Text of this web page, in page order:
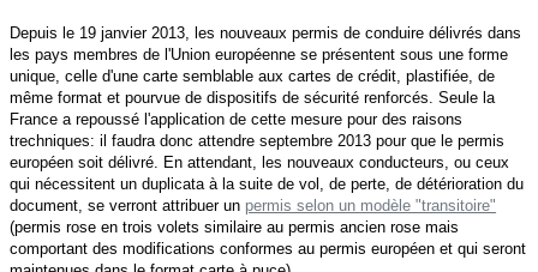
Depuis le 19 janvier 2013, les nouveaux permis de conduire délivrés dans
les pays membres de l'Union européenne se présentent sous une forme
unique, celle d'une carte semblable aux cartes de crédit, plastifiée, de
même format et pourvue de dispositifs de sécurité renforcés. Seule la
France a repoussé l'application de cette mesure pour des raisons
trechniques: il faudra donc attendre septembre 2013 pour que le permis
européen soit délivré. En attendant, les nouveaux conducteurs, ou ceux
qui nécessitent un duplicata à la suite de vol, de perte, de détérioration du
document, se verront attribuerun permis selon un modèle "transitoire"
(permis rose en trois volets similaire au permis ancien rose mais
comportant des modifications conformes au permis européen et qui seront